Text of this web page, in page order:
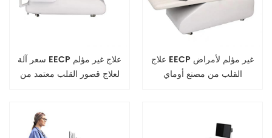
سعر آلة EECP علاج غير مؤلم
لعلاج قصور القلب معتمد من
علاج EECP غير مؤلم لأمراض
القلب من مصنع أوماي